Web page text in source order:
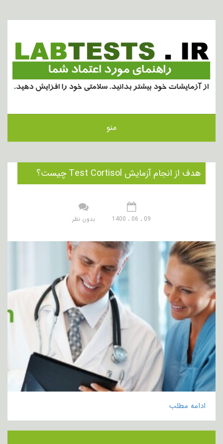
منو
هدف از انجام آزمایش Test Cortisol چیست؟
09 ، 06 ، 1400 بدون نظر
ادامه مطلب